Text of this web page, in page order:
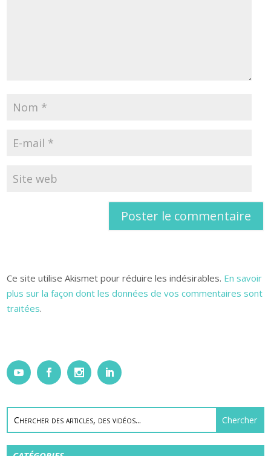
Ce site utilise Akismet pour réduire les indésirables. En savoir
plus sur la façon dont les données de vos commentaires sont
traitées.